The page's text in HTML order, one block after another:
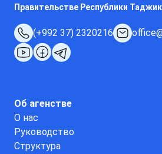
Правительстве Республики
(+992 37) 2320216
Об агенстве
О нас
Руководство
Структура